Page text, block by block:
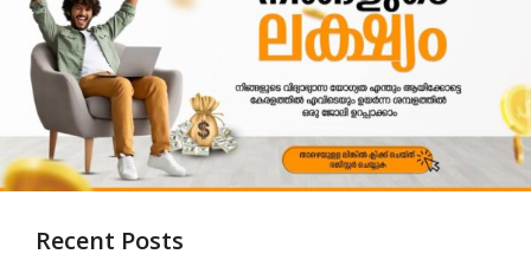
Recent Posts